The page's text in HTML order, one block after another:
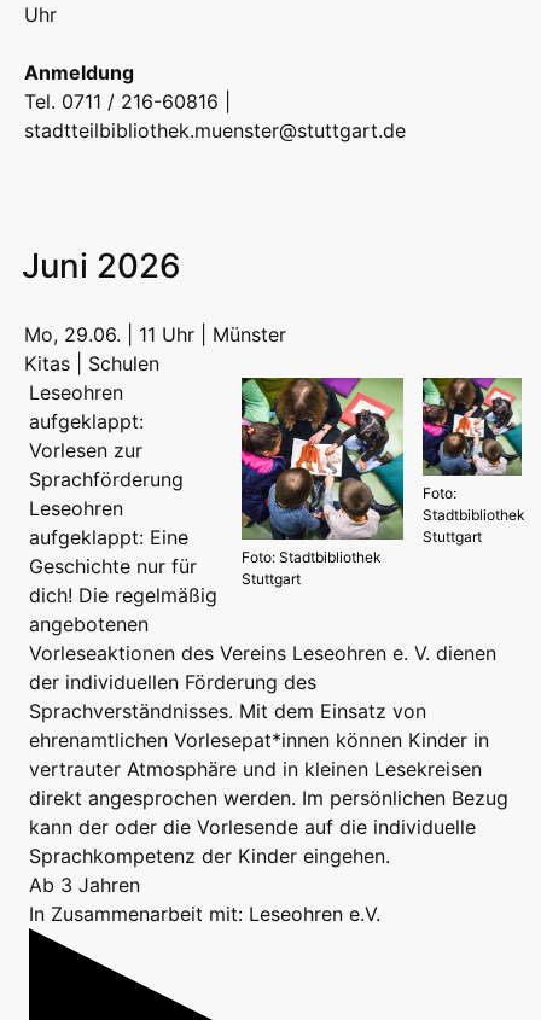
Uhr
Anmeldung
Tel. 0711 / 216-60816 |
stadtteilbibliothek.muenster@stuttgart.de
Juni 2026
Mo, 29.06. | 11 Uhr | Münster
Kitas | Schulen
Foto:
Stadtbibliothek
Stuttgart
Foto: Stadtbibliothek
Stuttgart
Leseohren
aufgeklappt:
Vorlesen zur
Sprachförderung
Leseohren
aufgeklappt: Eine
Geschichte nur für
dich! Die regelmäßig
angebotenen
Vorleseaktionen des Vereins Leseohren e. V. dienen
der individuellen Förderung des
Sprachverständnisses. Mit dem Einsatz von
ehrenamtlichen Vorlesepat*innen können Kinder in
vertrauter Atmosphäre und in kleinen Lesekreisen
direkt angesprochen werden. Im persönlichen Bezug
kann der oder die Vorlesende auf die individuelle
Sprachkompetenz der Kinder eingehen.
Ab 3 Jahren
In Zusammenarbeit mit: Leseohren e.V.